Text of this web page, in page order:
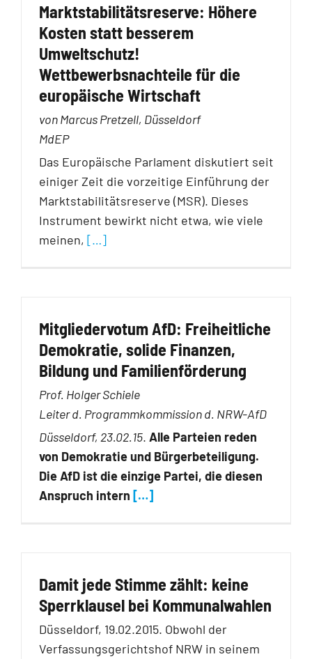
Marktstabilitätsreserve: Höhere
Kosten statt besserem
Umweltschutz!
Wettbewerbsnachteile für die
europäische Wirtschaft
von Marcus Pretzell, Düsseldorf
MdEP
Das Europäische Parlament diskutiert seit
einiger Zeit die vorzeitige Einführung der
Marktstabilitätsreserve (MSR). Dieses
Instrument bewirkt nicht etwa, wie viele
meinen, […]
Mitgliedervotum AfD: Freiheitliche
Demokratie, solide Finanzen,
Bildung und Familienförderung
Prof. Holger Schiele
Leiter d. Programmkommission d. NRW-AfD
Düsseldorf, 23.02.15. Alle Parteien reden
von Demokratie und Bürgerbeteiligung.
Die AfD ist die einzige Partei, die diesen
Anspruch intern […]
Damit jede Stimme zählt: keine
Sperrklausel bei Kommunalwahlen
Düsseldorf, 19.02.2015. Obwohl der
Verfassungsgerichtshof NRW in seinem